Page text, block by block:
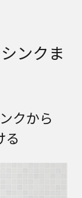
ンクま
クから
る